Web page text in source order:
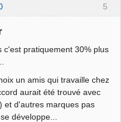
5
c'est pratiquement 30% plus
un amis qui travaille chez
aurait été trouvé avec
et d'autres marques pas
développe...